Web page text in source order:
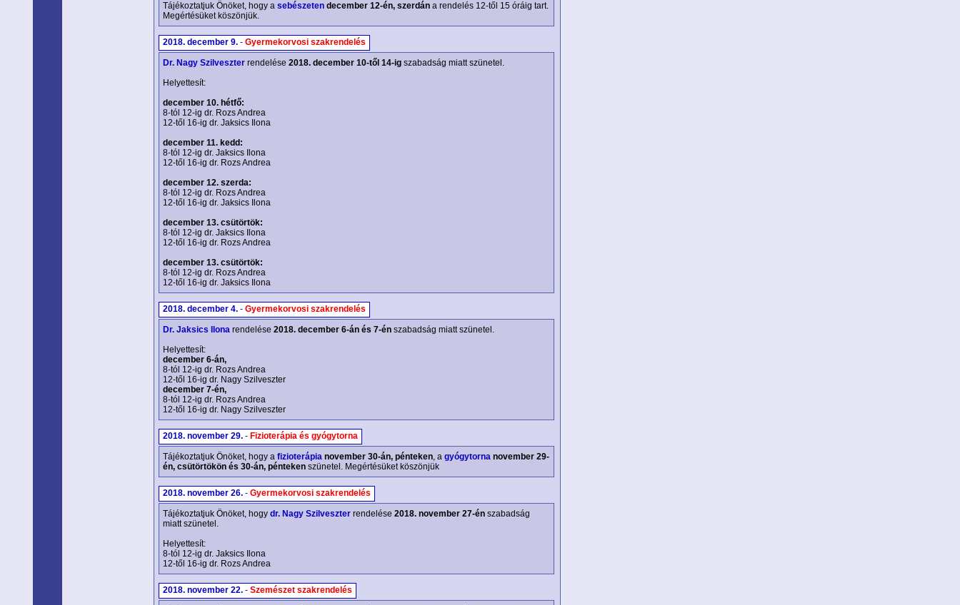
Tájékoztatjuk Önöket, hogy a sebészeten december 12-én, szerdán a rendelés 12-től 15 óráig tart.
Megértésüket köszönjük.
2018. december 9. - Gyermekorvosi szakrendelés
Dr. Nagy Szilveszter rendelése 2018. december 10-től 14-ig szabadság miatt szünetel.
Helyettesít:
december 10. hétfő:
8-tól 12-ig dr. Rozs Andrea
12-től 16-ig dr. Jaksics Ilona
december 11. kedd:
8-tól 12-ig dr. Jaksics Ilona
12-től 16-ig dr. Rozs Andrea
december 12. szerda:
8-tól 12-ig dr. Rozs Andrea
12-től 16-ig dr. Jaksics Ilona
december 13. csütörtök:
8-tól 12-ig dr. Jaksics Ilona
12-től 16-ig dr. Rozs Andrea
december 13. csütörtök:
8-tól 12-ig dr. Rozs Andrea
12-től 16-ig dr. Jaksics Ilona
2018. december 4. - Gyermekorvosi szakrendelés
Dr. Jaksics Ilona rendelése 2018. december 6-án és 7-én szabadság miatt szünetel.
Helyettesít:
december 6-án,
8-tól 12-ig dr. Rozs Andrea
12-től 16-ig dr. Nagy Szilveszter
december 7-én,
8-tól 12-ig dr. Rozs Andrea
12-től 16-ig dr. Nagy Szilveszter
2018. november 29. - Fizioterápia és gyógytorna
Tájékoztatjuk Önöket, hogy a fizioterápia november 30-án, pénteken, a gyógytorna november 29-
én, csütörtökön és 30-án, pénteken szünetel. Megértésüket köszönjük
2018. november 26. - Gyermekorvosi szakrendelés
Tájékoztatjuk Önöket, hogy dr. Nagy Szilveszter rendelése 2018. november 27-én szabadság
miatt szünetel.
Helyettesít:
8-tól 12-ig dr. Jaksics Ilona
12-től 16-ig dr. Rozs Andrea
2018. november 22. - Szemészet szakrendelés